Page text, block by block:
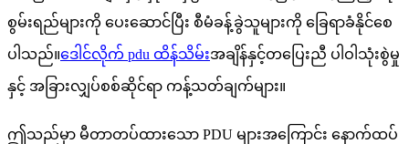
စွမ်းရည်များကို ပေးဆောင်ပြီး စီမံခန့်ခွဲသူများကို ခြေရာခံနိုင်စေ
ပါသည်။ဒေါင်လိုက် pdu ထိန်သိမ်းအချိန်နှင့်တပြေးညီ ပါဝါသုံးစွဲမှု
နှင့် အခြားလျှပ်စစ်ဆိုင်ရာ ကန့်သတ်ချက်များ။
ဤသည်မှာ မီတာတပ်ထားသော PDU များအကြောင်း နောက်ထပ်